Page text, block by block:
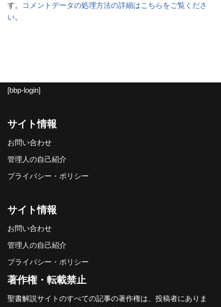
す。
コメントデータの処理方法の詳細はこちらをご覧くださ
い。
[bbp-login]
サイト情報
お問い合わせ
管理人の自己紹介
プライバシー・ポリシー
サイト情報
お問い合わせ
管理人の自己紹介
プライバシー・ポリシー
著作権・転載禁止
聖書解説サイトのすべての記事の著作権は、投稿者にありま